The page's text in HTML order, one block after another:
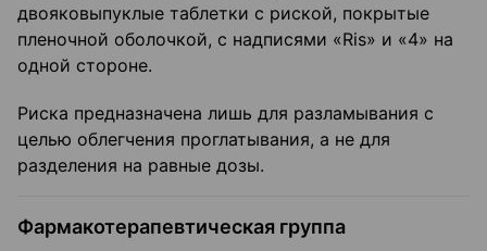
двояковыпуклые таблетки с риской, покрытые
пленочной оболочкой, с надписями «Ris» и «4» на
одной стороне.
Риска предназначена лишь для разламывания с
целью облегчения проглатывания, а не для
разделения на равные дозы.
Фармакотерапевтическая группа